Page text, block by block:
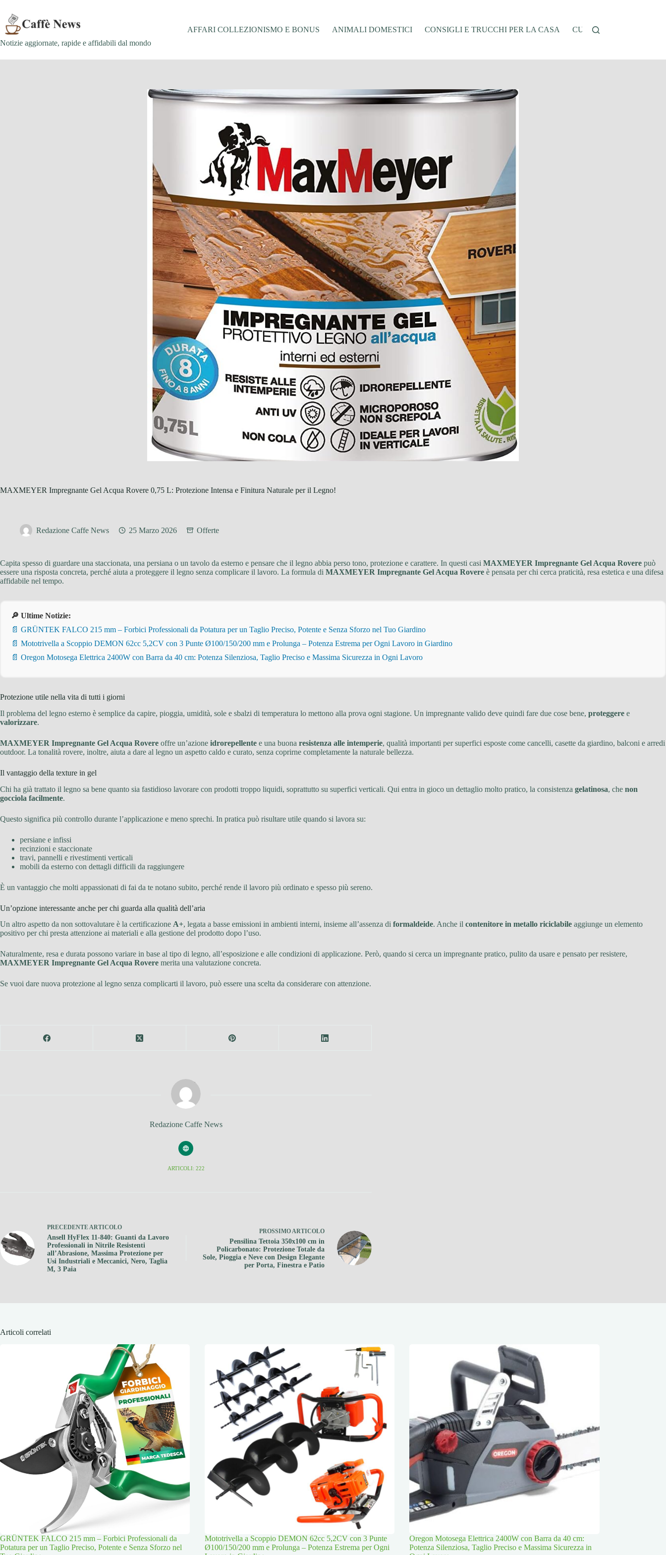
contenuto
Notizie aggiornate, rapide e affidabili dal mondo
AFFARI COLLEZIONISMO E BONUS ANIMALI DOMESTICI CONSIGLI E TRUCCHI PER LA CASA CUCINA E RICETTE
MAXMEYER Impregnante Gel Acqua Rovere 0,75 L: Protezione Intensa e Finitura Naturale per il Legno!
Redazione Caffe News 25 Marzo 2026 Offerte
Capita spesso di guardare una staccionata, una persiana o un tavolo da esterno e pensare che il legno abbia perso tono, protezione e carattere. In questi casi MAXMEYER Impregnante Gel Acqua Rovere può
essere una risposta concreta, perché aiuta a proteggere il legno senza complicare il lavoro. La formula di MAXMEYER Impregnante Gel Acqua Rovere è pensata per chi cerca praticità, resa estetica e una difesa
affidabile nel tempo.
🔎 Ultime Notizie:
📄 GRÜNTEK FALCO 215 mm – Forbici Professionali da Potatura per un Taglio Preciso, Potente e Senza Sforzo nel Tuo Giardino
📄 Mototrivella a Scoppio DEMON 62cc 5,2CV con 3 Punte Ø100/150/200 mm e Prolunga – Potenza Estrema per Ogni Lavoro in Giardino
📄 Oregon Motosega Elettrica 2400W con Barra da 40 cm: Potenza Silenziosa, Taglio Preciso e Massima Sicurezza in Ogni Lavoro
Protezione utile nella vita di tutti i giorni
Il problema del legno esterno è semplice da capire, pioggia, umidità, sole e sbalzi di temperatura lo mettono alla prova ogni stagione. Un impregnante valido deve quindi fare due cose bene, proteggere e
valorizzare.
MAXMEYER Impregnante Gel Acqua Rovere offre un’azione idrorepellente e una buona resistenza alle intemperie, qualità importanti per superfici esposte come cancelli, casette da giardino, balconi e arredi
outdoor. La tonalità rovere, inoltre, aiuta a dare al legno un aspetto caldo e curato, senza coprirne completamente la naturale bellezza.
Il vantaggio della texture in gel
Chi ha già trattato il legno sa bene quanto sia fastidioso lavorare con prodotti troppo liquidi, soprattutto su superfici verticali. Qui entra in gioco un dettaglio molto pratico, la consistenza gelatinosa, che non
gocciola facilmente.
Questo significa più controllo durante l’applicazione e meno sprechi. In pratica può risultare utile quando si lavora su:
persiane e infissi
recinzioni e staccionate
travi, pannelli e rivestimenti verticali
mobili da esterno con dettagli difficili da raggiungere
È un vantaggio che molti appassionati di fai da te notano subito, perché rende il lavoro più ordinato e spesso più sereno.
Un’opzione interessante anche per chi guarda alla qualità dell’aria
Un altro aspetto da non sottovalutare è la certificazione A+, legata a basse emissioni in ambienti interni, insieme all’assenza di formaldeide. Anche il contenitore in metallo riciclabile aggiunge un elemento
positivo per chi presta attenzione ai materiali e alla gestione del prodotto dopo l’uso.
Naturalmente, resa e durata possono variare in base al tipo di legno, all’esposizione e alle condizioni di applicazione. Però, quando si cerca un impregnante pratico, pulito da usare e pensato per resistere,
MAXMEYER Impregnante Gel Acqua Rovere merita una valutazione concreta.
Se vuoi dare nuova protezione al legno senza complicarti il lavoro, può essere una scelta da considerare con attenzione.
Redazione Caffe News
ARTICOLI: 222
PRECEDENTEARTICOLO
Ansell HyFlex 11-840: Guanti da Lavoro
Professionali in Nitrile Resistenti
all’Abrasione, Massima Protezione per
Usi Industriali e Meccanici, Nero, Taglia
M, 3 Paia
PROSSIMOARTICOLO
Pensilina Tettoia 350x100 cm in
Policarbonato: Protezione Totale da
Sole, Pioggia e Neve con Design Elegante
per Porta, Finestra e Patio
Articoli correlati
GRÜNTEK FALCO 215 mm – Forbici Professionali da
Potatura per un Taglio Preciso, Potente e Senza Sforzo nel
Mototrivella a Scoppio DEMON 62cc 5,2CV con 3 Punte
Ø100/150/200 mm e Prolunga – Potenza Estrema per Ogni
Oregon Motosega Elettrica 2400W con Barra da 40 cm:
Potenza Silenziosa, Taglio Preciso e Massima Sicurezza in